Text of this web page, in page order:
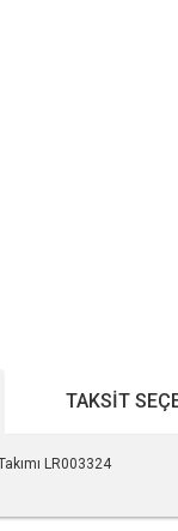
TAKSIT
LR003324